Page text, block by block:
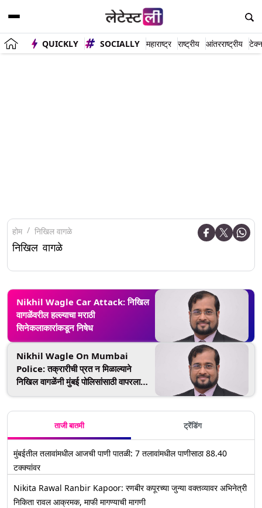
QUICKLY SOCIALLY महाराष्ट्र राष्ट्रीय आंतरराष्ट्रीय
होम निखिल वागळे
निखिल वागळे
Nikhil Wagle Car Attack: निखिल
वागळेंवरील हल्ल्याचा मराठी
सिनेकलाकारांकडून निषेध
Nikhil Wagle On Mumbai
Police: तक्रारीची प्रत न मिळाल्याने
निखिल वागळेंनी मुंबई पोलिसांसाठी वापरला
ताजी बातमी ट्रेंडिंग
मुंबईतील तलावांमधील आजची पाणी पातळी: 7 तलावांमधील पाणीसाठा 88.40
टक्क्यांवर
Nikita Rawal Ranbir Kapoor: रणबीर कपूरच्या जुन्या वक्तव्यावर अभिनेत्री
निकिता रावल आक्रमक, माफी मागण्याची मागणी